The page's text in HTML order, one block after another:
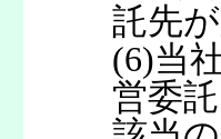
託先
(6)当
営委